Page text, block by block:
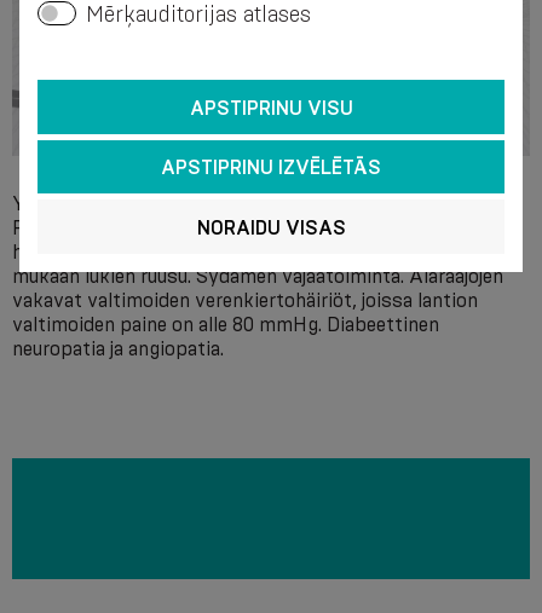
Yksittäinen intoleranssi valmisteen ainesosia kohtaan.
Paikalliset jalkojen ihosairaudet, ei-laskimoperäiset
haavaumat, akuutit pehmytkudosinfektiot jaloissa,
mukaan lukien ruusu. Sydämen vajaatoiminta. Alaraajojen
vakavat valtimoiden verenkiertohäiriöt, joissa lantion
valtimoiden paine on alle 80 mmHg. Diabeettinen
neuropatia ja angiopatia.
Mērķauditorijas atlases
APSTIPRINU VISU
APSTIPRINU IZVĒLĒTĀS
NORAIDU VISAS